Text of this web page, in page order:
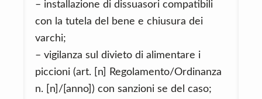
– installazione di dissuasori compatibili
con la tutela del bene e chiusura dei
varchi;
– vigilanza sul divieto di alimentare i
piccioni (art. [n] Regolamento/Ordinanza
n. [n]/[anno]) con sanzioni se del caso;